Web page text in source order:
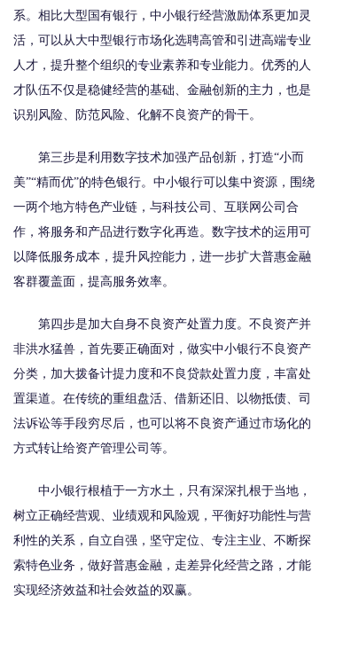
系。相比大型国有银行，中小银行经营激励体系更加灵
活，可以从大中型银行市场化选聘高管和引进高端专业
人才，提升整个组织的专业素养和专业能力。优秀的人
才队伍不仅是稳健经营的基础、金融创新的主力，也是
识别风险、防范风险、化解不良资产的骨干。
第三步是利用数字技术加强产品创新，打造“小而
美”“精而优”的特色银行。中小银行可以集中资源，围绕
一两个地方特色产业链，与科技公司、互联网公司合
作，将服务和产品进行数字化再造。数字技术的运用可
以降低服务成本，提升风控能力，进一步扩大普惠金融
客群覆盖面，提高服务效率。
第四步是加大自身不良资产处置力度。不良资产并
非洪水猛兽，首先要正确面对，做实中小银行不良资产
分类，加大拨备计提力度和不良贷款处置力度，丰富处
置渠道。在传统的重组盘活、借新还旧、以物抵债、司
法诉讼等手段穷尽后，也可以将不良资产通过市场化的
方式转让给资产管理公司等。
中小银行根植于一方水土，只有深深扎根于当地，
树立正确经营观、业绩观和风险观，平衡好功能性与营
利性的关系，自立自强，坚守定位、专注主业、不断探
索特色业务，做好普惠金融，走差异化经营之路，才能
实现经济效益和社会效益的双赢。